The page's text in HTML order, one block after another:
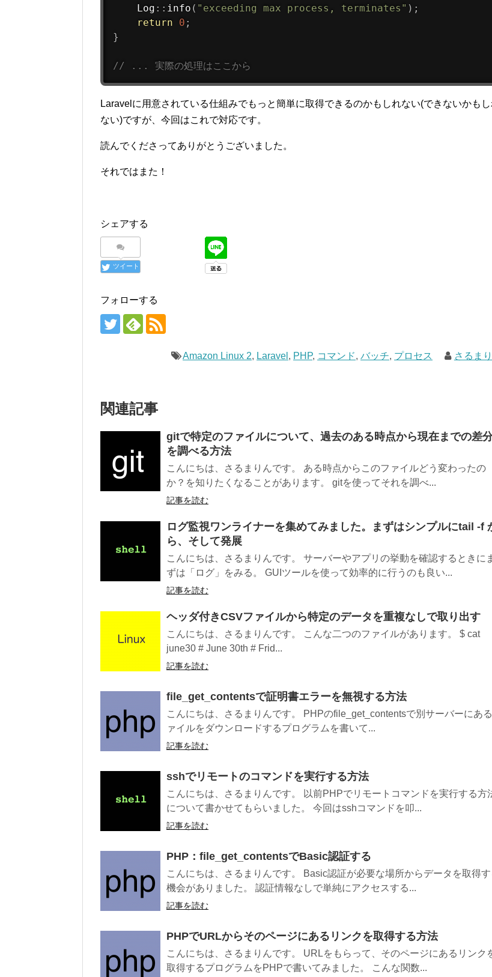
Log :: info ( "exceeding max process, terminates" ) ;
return
0 ;
}
// ... 実際の処理はここから
Laravelに用意されている仕組みでもっと簡単に取得できるのかもしれない(できないかも
ない)ですが、今回はこれで対応です。
読んでくださってありがとうございました。
それではまた！
シェアする
ツイート
フォローする
Amazon Linux 2, Laravel , PHP, コマンド,バッチ, プロセス さるま
関連記事
gitで特定のファイルについて、過去のある時点から現在までの差
を調べる方法
こんにちは、さるまりんです。 ある時点からこのファイルどう変わったの
か？を知りたくなることがあります。 gitを使ってそれを調べ...
記事を読む
ログ監視ワンライナーを集めてみました。まずはシンプルにtail -f
ら、そして発展
こんにちは、さるまりんです。 サーバーやアプリの挙動を確認するときに
ずは「ログ」をみる。 GUIツールを使って効率的に行うのも良い...
記事を読む
ヘッダ付きCSVファイルから特定のデータを重複なしで取り出す
こんにちは、さるまりんです。 こんな二つのファイルがあります。 $ cat
june30 # June 30th # Frid...
記事を読む
file_get_contentsで証明書エラーを無視する方法
こんにちは、さるまりんです。 PHPのfile_get_contentsで別サーバーにあ
ァイルをダウンロードするプログラムを書いて...
記事を読む
sshでリモートのコマンドを実行する方法
こんにちは、さるまりんです。 以前PHPでリモートコマンドを実行する方
について書かせてもらいました。 今回はsshコマンドを叩...
記事を読む
PHP：file_get_contentsでBasic認証する
こんにちは、さるまりんです。 Basic認証が必要な場所からデータを取得す
機会がありました。 認証情報なしで単純にアクセスする...
記事を読む
PHPでURLからそのページにあるリンクを取得する方法
こんにちは、さるまりんです。 URLをもらって、そのページにあるリンク
取得するプログラムをPHPで書いてみました。 こんな関数...